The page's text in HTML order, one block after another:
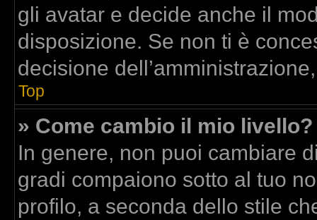
gli avatar e decide anche il
disposizione. Se non ti è
decisione
Top
» Come cambio il mio livello?
In genere, non puoi cambiare
gradi compaiono sotto al tuo
profilo, a seconda dello stile